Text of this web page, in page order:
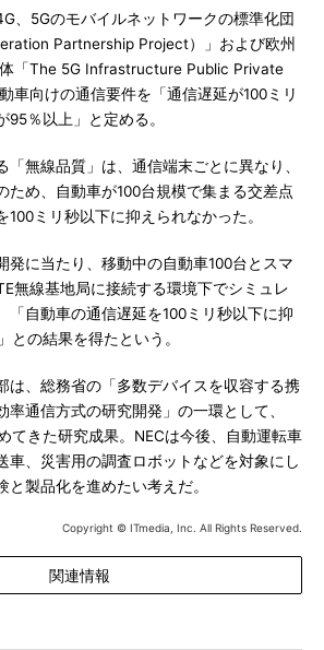
、5Gのモバイルネットワークの標準化団
Partnership Project）」および欧州
「The 5G Infrastructure Public Private
車向けの通信要件を「通信遅延が100ミリ
％以上」と定める。
無線品質」は、通信端末ごとに異なり、
ため、自動車が100台規模で集まる交差点
100ミリ秒以下に抑えられなかった。
に当たり、移動中の自動車100台とスマ
無線基地局に接続する環境下でシミュレ
「自動車の通信遅延を100ミリ秒以下に抑
との結果を得たという。
、総務省の「多数デバイスを収容する携
率通信方式の研究開発」の一環として、
てきた研究成果。NECは今後、自動運転車
車、災害用の調査ロボットなどを対象にし
と製品化を進めたい考えだ。
Copyright © ITmedia, Inc. All Rights Reserved.
関連情報